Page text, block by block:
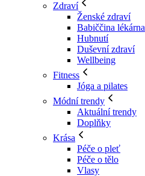
Zdraví
Ženské zdraví
Babiččina lékárna
Hubnutí
Duševní zdraví
Wellbeing
Fitness
Jóga a pilates
Módní trendy
Aktuální trendy
Doplňky
Krása
Péče o pleť
Péče o tělo
Vlasy